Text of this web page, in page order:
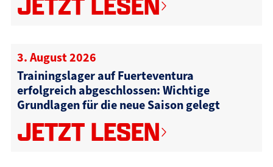
3. August 2026
Trainingslager auf Fuerteventura
erfolgreich abgeschlossen: Wichtige
Grundlagen für die neue Saison gelegt
JETZT LESEN